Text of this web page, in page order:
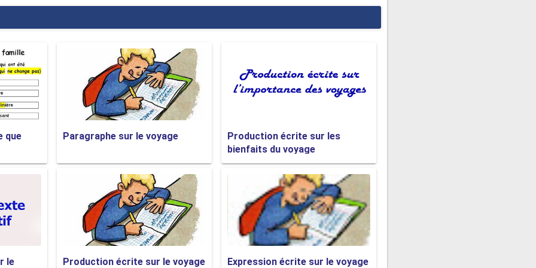
vous de disponible?
réservation
faut régler la note?
français pour faire du shopping
avec une carte de crédit ?
s'est ouvert?
s'est fermé?
carte postale / un livre.
Production écrite sur les
bienfaits du voyage
Paragraphe sur le voyage
que
Expression écrite sur le voyage
Production écrite sur le voyage
le